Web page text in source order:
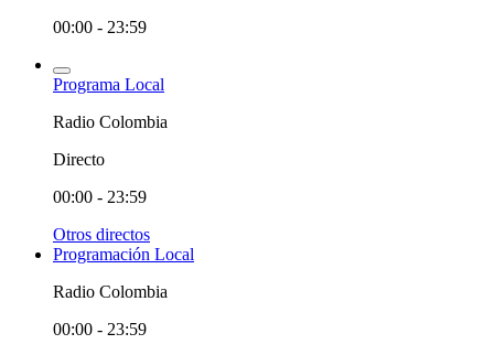
00:00 - 23:59
Programa Local
Radio Colombia
Directo
00:00 - 23:59
Otros directos
Programación Local
Radio Colombia
00:00 - 23:59